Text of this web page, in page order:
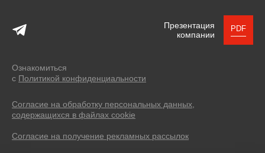
Презентация
компании
PDF
Ознакомиться
с Политикой конфиденциальности
Согласие на обработку персональных данных,
содержащихся в файлах cookie
Согласие на получение рекламных рассылок